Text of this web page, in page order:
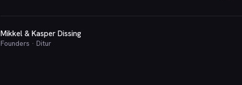
Mikkel & Kasper Dissing
Founders · Ditur